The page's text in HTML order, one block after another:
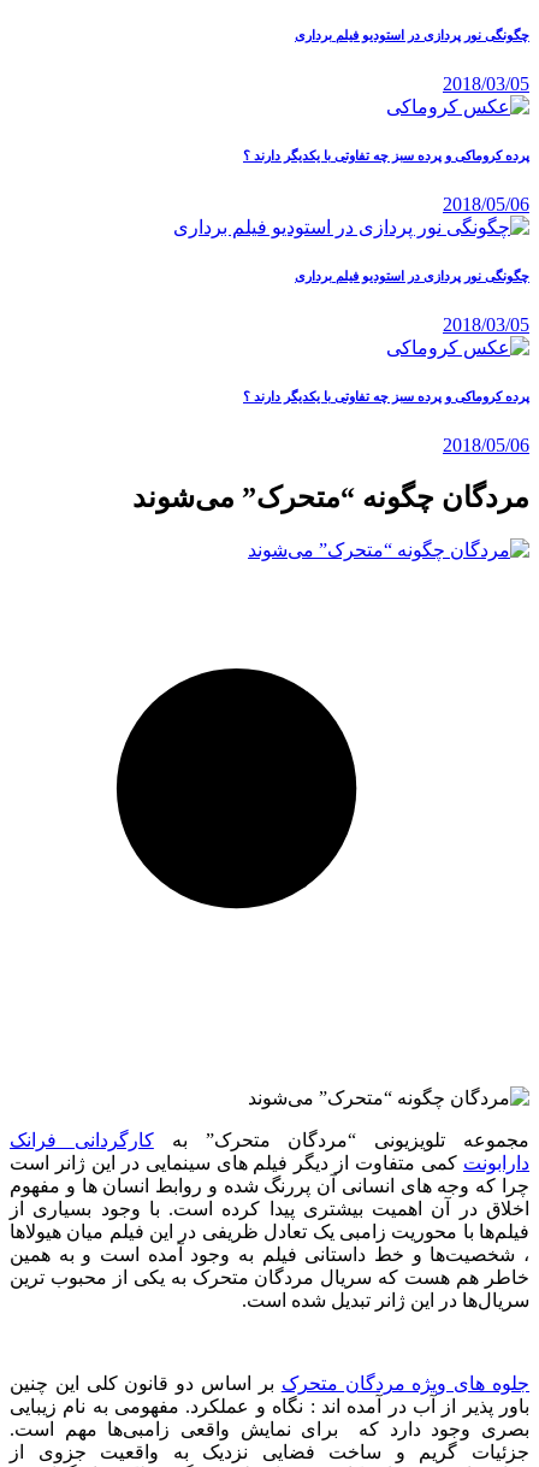
چگونگی نور پردازی در استودیو فیلم برداری
2018/03/05
پرده کروماکی و پرده سبز چه تفاوتی با یکدیگر دارند ؟
2018/05/06
چگونگی نور پردازی در استودیو فیلم برداری
2018/03/05
پرده کروماکی و پرده سبز چه تفاوتی با یکدیگر دارند ؟
2018/05/06
مردگان چگونه “متحرک” می‌شوند
مجموعه تلویزیونی “مردگان متحرک” بهکارگردانی فرانک
دارابونت کمی متفاوت از دیگر فیلم های سینمایی در این ژانر است
چرا که وجه های انسانی آن پررنگ شده و روابط انسان ها و مفهوم
اخلاق در آن اهمیت بیشتری پیدا کرده است. با وجود بسیاری از
فیلم‌ها با محوریت زامبی یک تعادل ظریفی در این فیلم میان هیولاها
، شخصیت‌ها و خط داستانی فیلم به وجود آمده است و به همین
خاطر هم هست که سریال مردگان متحرک به یکی از محبوب ترین
سریال‌ها در این ژانر تبدیل شده است.
جلوه های ویژه مردگان متحرک بر اساس دو قانون کلی این چنین
باور پذیر از آب در آمده اند : نگاه و عملکرد. مفهومی به نام زیبایی
بصری وجود دارد که برای نمایش واقعی زامبی‌ها مهم است.
جزئیات گریم و ساخت فضایی نزدیک به واقعیت جزوی از